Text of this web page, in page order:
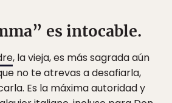
es intocable.
, la vieja, es más sagrada aún
no te atrevas a desafiarla,
Es la máxima autoridad y